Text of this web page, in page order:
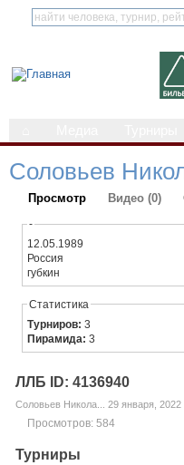
Соловьев
Просмотр Видео (0)
-
12.05.1989
Россия
губкин
Статистика
Турниров:3
Пирамида:3
ЛЛБ ID: 4136940
Соловьев Никола... 29 января, 2022
Просмотров: 584
Турниры